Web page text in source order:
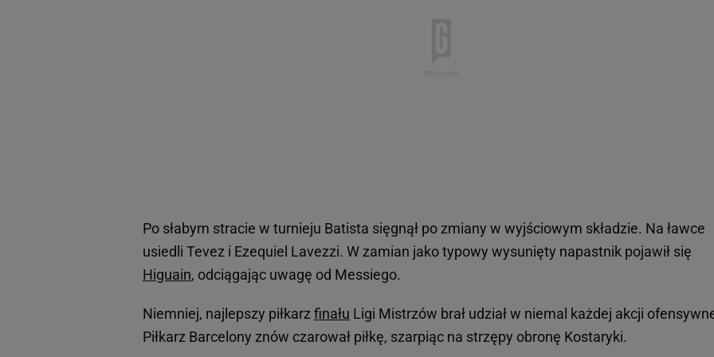
Po słabym stracie w turnieju Batista sięgnął po zmiany w wyjściowym składzie. Na ławce
usiedli Tevez i Ezequiel Lavezzi. W zamian jako typowy wysunięty napastnik pojawił się
Higuain, odciągając uwagę od Messiego.
Niemniej, najlepszy piłkarz finału Ligi Mistrzów brał udział w niemal każdej akcji
Piłkarz Barcelony znów czarował piłkę, szarpiąc na strzępy obronę Kostaryki.